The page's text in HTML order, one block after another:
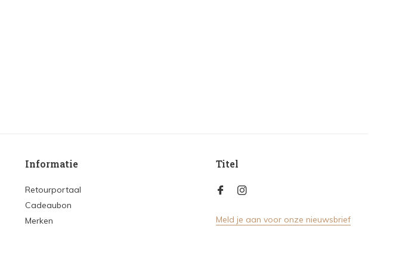
Informatie
Retourportaal
Cadeaubon
Merken
Titel
Meld je aan voor onze nieuwsbrief